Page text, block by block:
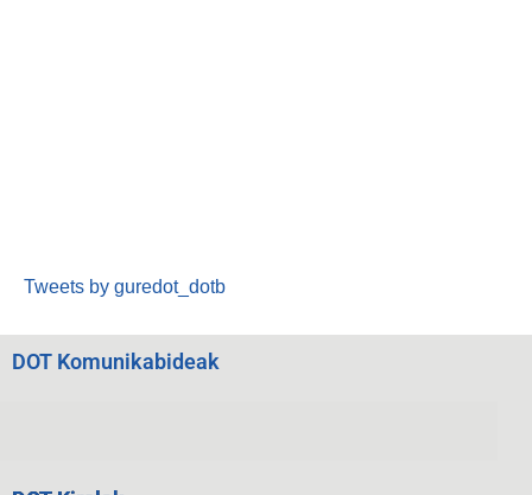
Tweets by guredot_dotb
DOT Komunikabideak